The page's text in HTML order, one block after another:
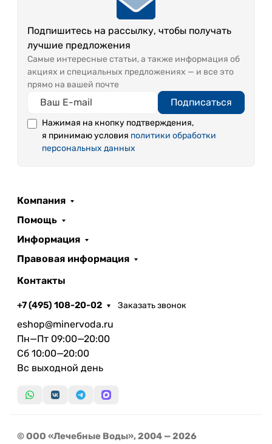
Подпишитесь на рассылку, чтобы получать
лучшие предложения
Самые интересные статьи, а также информация об
акциях и специальных предложениях — и все это
прямо на вашей почте
Подписаться
Нажимая на кнопку подтверждения,
я принимаю условия политики обработки
персональных данных
Компания
Помощь
Информация
Правовая информация
Контакты
+7 (495) 108-20-02 Заказать звонок
eshop@minervoda.ru
Пн—Пт 09:00—20:00
Сб 10:00—20:00
Вс выходной день
© ООО «Лечебные Воды», 2004 — 2026